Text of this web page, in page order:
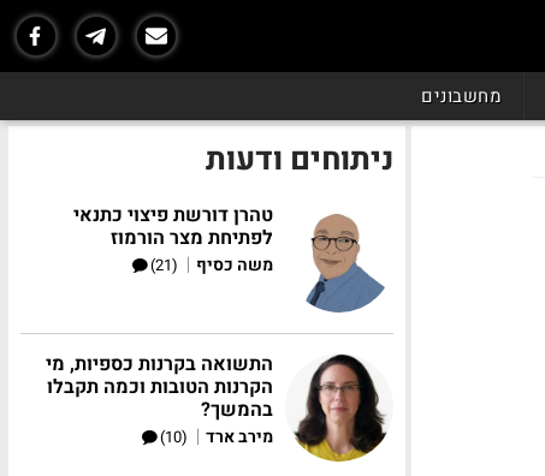
מחשבונים
ניתוחים ודעות
טהרן דורשת פיצוי כתנאי
לפתיחת מצר הורמוז
משה כסיף |
(21)
התשואה בקרנות כספיות, מי
הקרנות הטובות וכמה תקבלו
בהמשך?
מירב ארד |
(10)